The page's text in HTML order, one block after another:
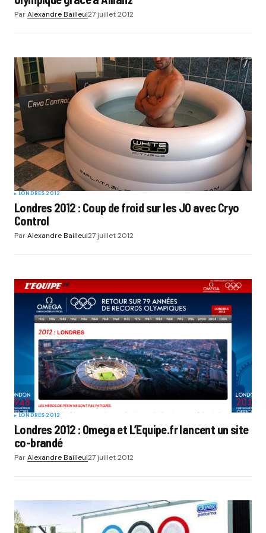
ParAlexandre Bailleul27 juillet 2012
LONDRES 2012
Londres 2012 : Coup de froid sur les JO avec Cryo
Control
ParAlexandre Bailleul27 juillet 2012
LONDRES 2012
Londres 2012 : Omega et L’Equipe.fr lancent un site
co-brandé
ParAlexandre Bailleul27 juillet 2012